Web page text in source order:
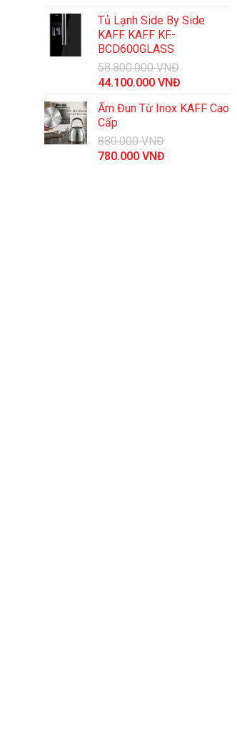
là:
4.280.000 VNĐ.
tại
là:
Tủ Lạnh Side By Side
KAFF KAFF KF-
BCD600GLASS
58.800.000VNĐ
Giá
là:
58.800.000 VNĐ.
44.100.000 VNĐ
tại
Ấm Đun Từ Inox KAFF Cao
Cấp
880.000VNĐ
Giá
780.000 VNĐ